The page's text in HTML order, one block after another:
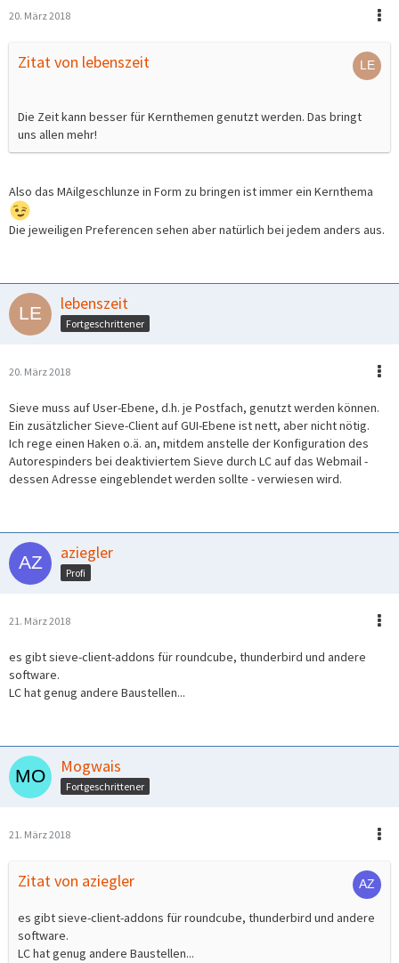
20. März 2018
Zitat von lebenszeit
Die Zeit kann besser für Kernthemen genutzt werden. Das bringt
uns allen mehr!
Also das MAilgeschlunze in Form zu bringen ist immer ein Kernthema
Die jeweiligen Preferencen sehen aber natürlich bei jedem anders aus.
lebenszeit
Fortgeschrittener
20. März 2018
Sieve muss auf User-Ebene, d.h. je Postfach, genutzt werden können.
Ein zusätzlicher Sieve-Client auf GUI-Ebene ist nett, aber nicht nötig.
Ich rege einen Haken o.ä. an, mitdem anstelle der Konfiguration des
Autorespinders bei deaktiviertem Sieve durch LC auf das Webmail -
dessen Adresse eingeblendet werden sollte - verwiesen wird.
aziegler
Profi
21. März 2018
es gibt sieve-client-addons für roundcube, thunderbird und andere
software.
LC hat genug andere Baustellen...
Mogwais
Fortgeschrittener
21. März 2018
Zitat von aziegler
es gibt sieve-client-addons für roundcube, thunderbird und andere
software.
LC hat genug andere Baustellen...